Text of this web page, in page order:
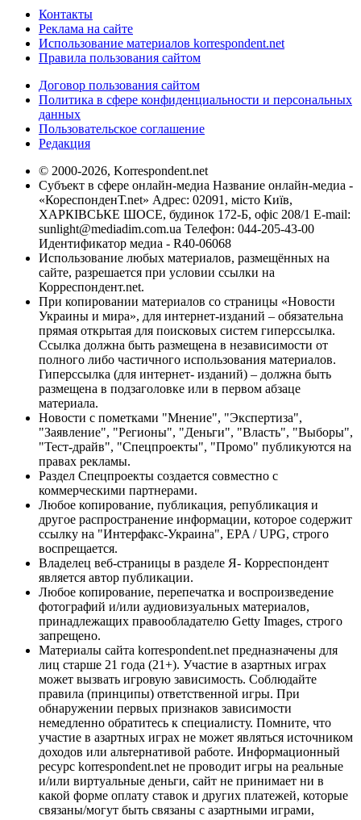
Контакты
Реклама на сайте
Использование материалов korrespondent.net
Правила пользования сайтом
Договор пользования сайтом
Политика в сфере конфиденциальности и персональных
данных
Пользовательское соглашение
Редакция
© 2000-2026, Korrespondent.net
Субъект в сфере онлайн-медиа Название онлайн-медиа -
«КореспонденТ.net» Адрес: 02091, місто Київ,
ХАРКІВСЬКЕ ШОСЕ, будинок 172-Б, офіс 208/1 E-mail:
sunlight@mediadim.com.ua Телефон: 044-205-43-00
Идентификатор медиа - R40-06068
Использование любых материалов, размещённых на
сайте, разрешается при условии ссылки на
Корреспондент.net.
При копировании материалов со страницы «Новости
Украины и мира», для интернет-изданий – обязательна
прямая открытая для поисковых систем гиперссылка.
Ссылка должна быть размещена в независимости от
полного либо частичного использования материалов.
Гиперссылка (для интернет- изданий) – должна быть
размещена в подзаголовке или в первом абзаце
материала.
Новости с пометками "Мнение", "Экспертиза",
"Заявление", "Регионы", "Деньги", "Власть", "Выборы",
"Тест-драйв", "Спецпроекты", "Промо" публикуются на
правах рекламы.
Раздел Спецпроекты создается совместно с
коммерческими партнерами.
Любое копирование, публикация, републикация и
другое распространение информации, которое содержит
ссылку на "Интерфакс-Украина", EPA / UPG, строго
воспрещается.
Владелец веб-страницы в разделе Я- Корреспондент
является автор публикации.
Любое копирование, перепечатка и воспроизведение
фотографий и/или аудиовизуальных материалов,
принадлежащих правообладателю Getty Images, строго
запрещено.
Материалы сайта korrespondent.net предназначены для
лиц старше 21 года (21+). Участие в азартных играх
может вызвать игровую зависимость. Соблюдайте
правила (принципы) ответственной игры. При
обнаружении первых признаков зависимости
немедленно обратитесь к специалисту. Помните, что
участие в азартных играх не может являться источником
доходов или альтернативой работе. Информационный
ресурс korrespondent.net не проводит игры на реальные
и/или виртуальные деньги, сайт не принимает ни в
какой форме оплату ставок и других платежей, которые
связаны/могут быть связаны с азартными играми,